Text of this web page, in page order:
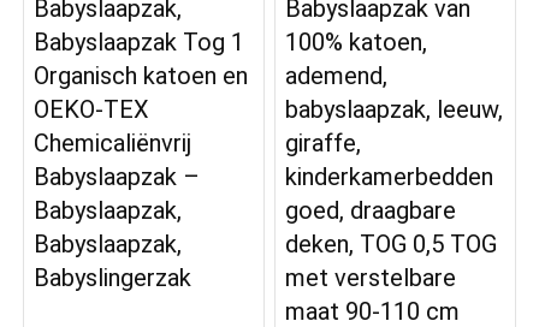
Babyslaapzak,
Babyslaapzak Tog 1
Organisch katoen en
OEKO-TEX
Chemicaliënvrij
Babyslaapzak –
Babyslaapzak,
Babyslaapzak,
Babyslingerzak
Babyslaapzak van
100% katoen,
ademend,
babyslaapzak, leeuw,
giraffe,
kinderkamerbedden
goed, draagbare
deken, TOG 0,5 TOG
met verstelbare
maat 90-110 cm